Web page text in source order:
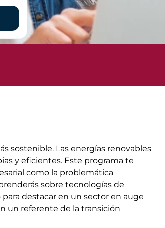
sostenible. Las energías renovables
y eficientes. Este programa te
como la problemática
sobre tecnologías de
destacar en un sector en auge
un referente de la transición